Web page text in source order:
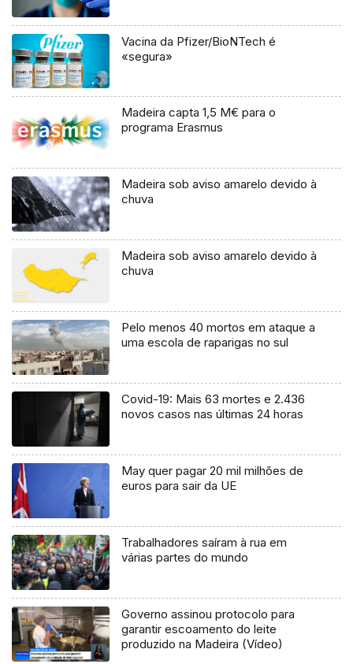
Vacina da Pfizer/BioNTech é
«segura»
Madeira capta 1,5 M€ para o
programa Erasmus
Madeira sob aviso amarelo devido à
chuva
Madeira sob aviso amarelo devido à
chuva
Pelo menos 40 mortos em ataque a
uma escola de raparigas no sul
Covid-19: Mais 63 mortes e 2.436
novos casos nas últimas 24 horas
May quer pagar 20 mil milhões de
euros para sair da UE
Trabalhadores saíram à rua em
várias partes do mundo
Governo assinou protocolo para
garantir escoamento do leite
produzido na Madeira (Vídeo)